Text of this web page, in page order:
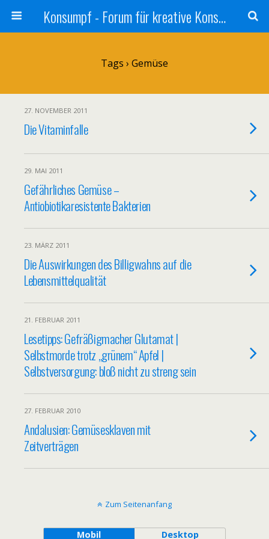
Konsumpf - Forum für kreative Konsumkritik - Culture Jamming, Nachhaltigkeit, Konzernkritik, Adbusting
Tags › Gemüse
27. NOVEMBER 2011
Die Vitaminfalle
29. MAI 2011
Gefährliches Gemüse –
Antiobiotikaresistente Bakterien
23. MÄRZ 2011
Die Auswirkungen des Billigwahns auf die
Lebensmittelqualität
21. FEBRUAR 2011
Lesetipps: Gefräßigmacher Glutamat |
Selbstmorde trotz „grünem“ Apfel |
Selbstversorgung: bloß nicht zu streng sein
27. FEBRUAR 2010
Andalusien: Gemüsesklaven mit
Zeitverträgen
Zum Seitenanfang
Mobil Desktop